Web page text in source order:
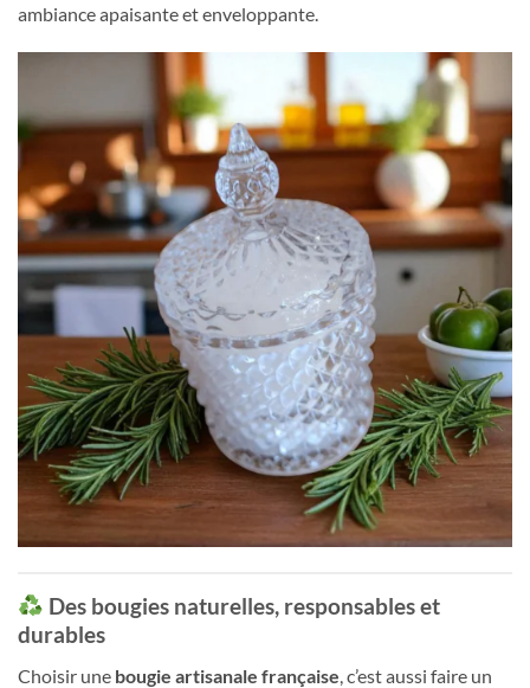
ambiance apaisante et enveloppante.
Des bougies naturelles, responsables et
durables
Choisir une bougie artisanale française , c’est aussi faire un